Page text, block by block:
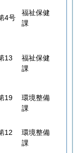
4号
福祉保健
課
13
福祉保健
課
19
環境整備
課
12
環境整備
課